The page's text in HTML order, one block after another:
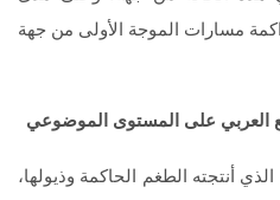
مسارات الموجة الأولى من جهة
العربي على المستوى الموضوعي
أنتجته الطغم الحاكمة وذيولها،